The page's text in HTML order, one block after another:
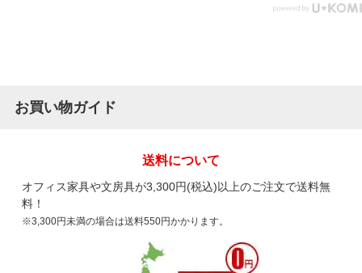
お買い物ガイド
送料について
オフィス家具や文房具が3,300円(税込)以上のご注文で送料無
料！
※3,300円未満の場合は送料550円かかります。